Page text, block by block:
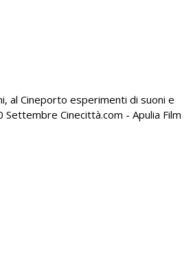
al Cineporto esperimenti di suoni e
Cinecittà.com - Apulia Film